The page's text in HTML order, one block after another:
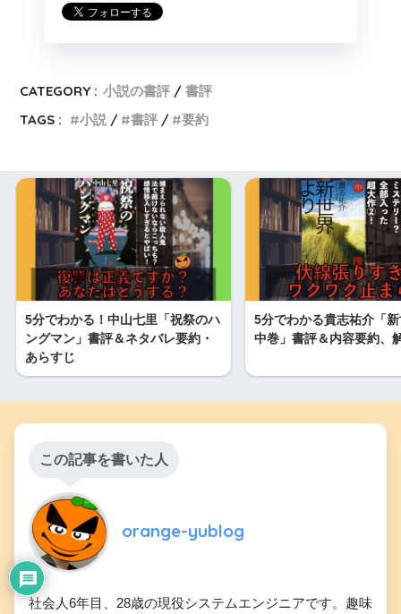
CATEGORY : 小説の書評
書評
TAGS :
小説 書評 要約
5分でわかる！中山七里「祝祭のハ
ングマン」書評＆ネタバレ要約・
あらすじ
5分でわかる貴志祐介「
中巻」書評＆内容要約、
この記事を書いた人
orange-yublog
社会人6年目、28歳の現役システムエンジニアです。趣味